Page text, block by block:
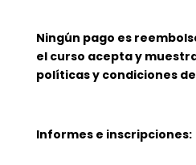
Ningún pago es
el curso acepta y
políticas y condiciones
Informes e inscripciones: